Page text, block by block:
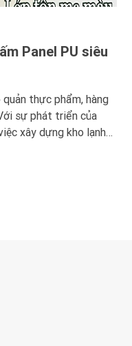
Panel PU siêu
thực phẩm, hàng
sự phát triển của
xây dựng kho lạnh